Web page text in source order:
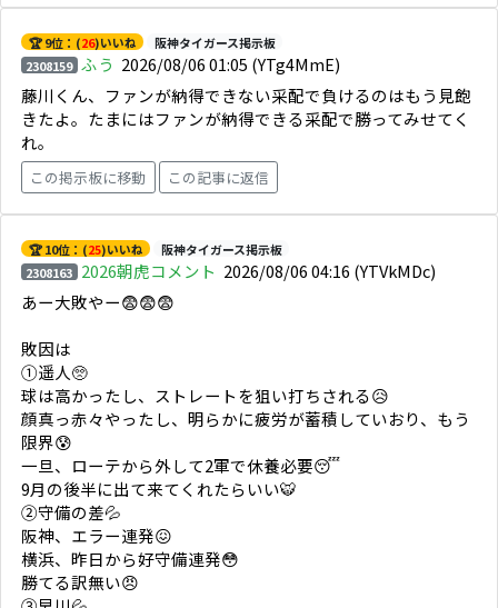
🏆 9位：(26)いいね
阪神タイガース掲示板
2308159 ふう 2026/08/06 01:05 (YTg4MmE)
藤川くん、ファンが納得できない采配で負けるのはもう見飽
きたよ。たまにはファンが納得できる采配で勝ってみせてく
れ。
この掲示板に移動 この記事に返信
🏆 10位：(25)いいね
阪神タイガース掲示板
2308163 2026朝虎コメント 2026/08/06 04:16 (YTVkMDc)
あー大敗やー😨😨😨
敗因は
①遥人🥺
球は高かったし、ストレートを狙い打ちされる😥
顔真っ赤々やったし、明らかに疲労が蓄積していおり、もう
限界😰
一旦、ローテから外して2軍で休養必要😴
9月の後半に出て来てくれたらいい🐯
②守備の差💦
阪神、エラー連発😖
横浜、昨日から好守備連発😳
勝てる訳無い😠